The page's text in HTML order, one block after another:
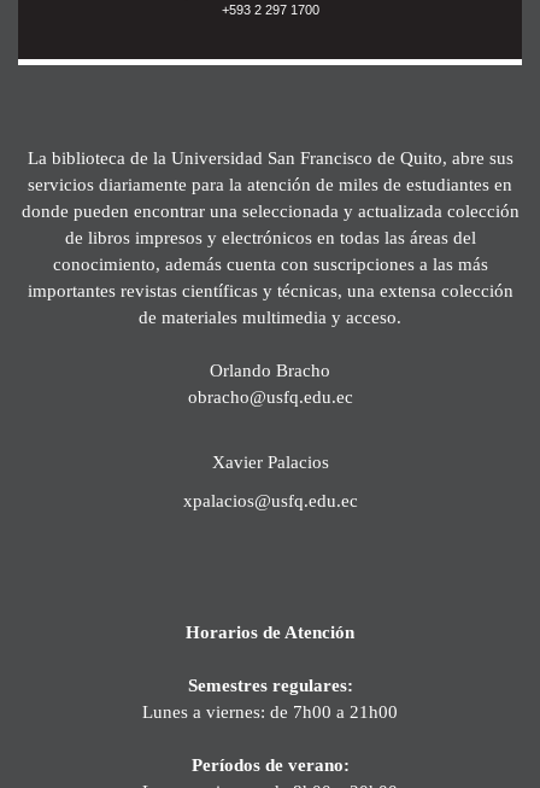
+593 2 297 1700
La biblioteca de la Universidad San Francisco de Quito, abre sus
servicios diariamente para la atención de miles de estudiantes en
donde pueden encontrar una seleccionada y actualizada colección
de libros impresos y electrónicos en todas las áreas del
conocimiento, además cuenta con suscripciones a las más
importantes revistas científicas y técnicas, una extensa colección
de materiales multimedia y acceso.
Orlando Bracho
obracho@usfq.edu.ec
Xavier Palacios
xpalacios@usfq.edu.ec
Horarios de Atención
Semestres regulares:
Lunes a viernes: de 7h00 a 21h00
Períodos de verano: